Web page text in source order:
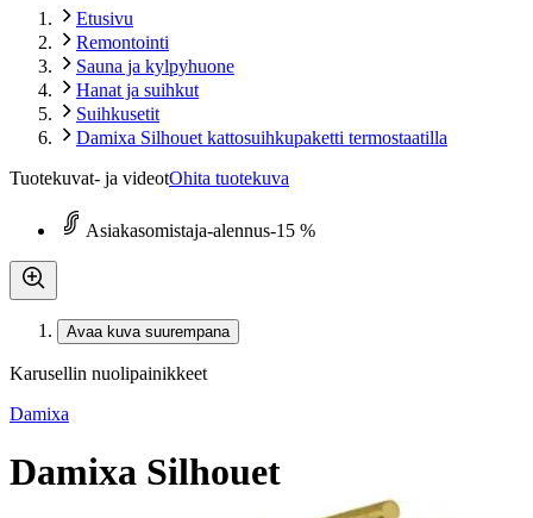
Etusivu
Remontointi
Sauna ja kylpyhuone
Hanat ja suihkut
Suihkusetit
Damixa Silhouet kattosuihkupaketti termostaatilla
Tuotekuvat- ja videotOhita tuotekuva
Asiakasomistaja-alennus-15 %
Avaa kuva suurempana
Karusellin nuolipainikkeet
Damixa
Damixa Silhouet